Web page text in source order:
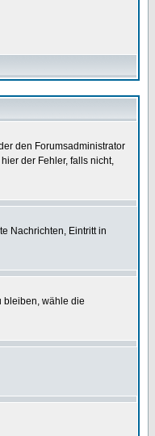
den Forumsadministrator
der Fehler, falls nicht,
Nachrichten, Eintritt in
bleiben, wähle die